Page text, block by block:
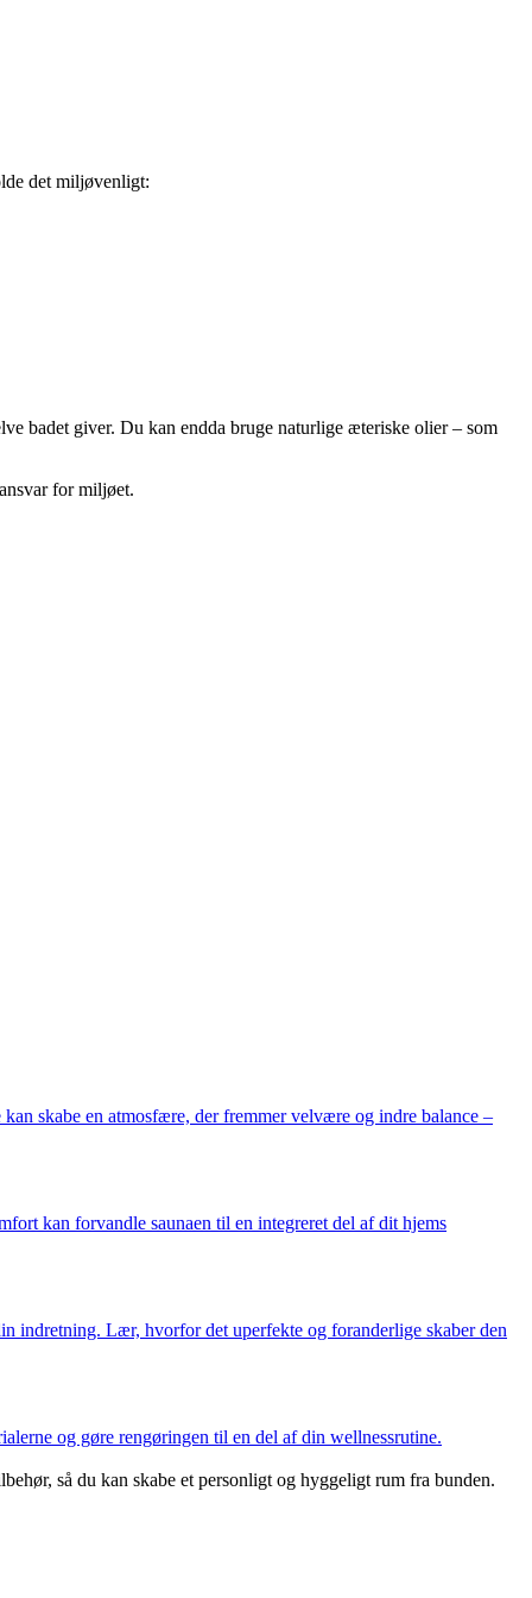
det miljøvenligt:
badet giver. Du kan endda bruge naturlige æteriske olier – som
for miljøet.
skabe en atmosfære, der fremmer velvære og indre balance –
kan forvandle saunaen til en integreret del af dit hjems
indretning. Lær, hvorfor det uperfekte og foranderlige skaber den
og gøre rengøringen til en del af din wellnessrutine.
så du kan skabe et personligt og hyggeligt rum fra bunden.